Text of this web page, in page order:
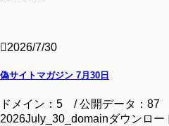
2026/7/30
偽サイトマガジン 7月30日
ドメイン：5 / 公開データ：87
2026July_30_domainダウンロ